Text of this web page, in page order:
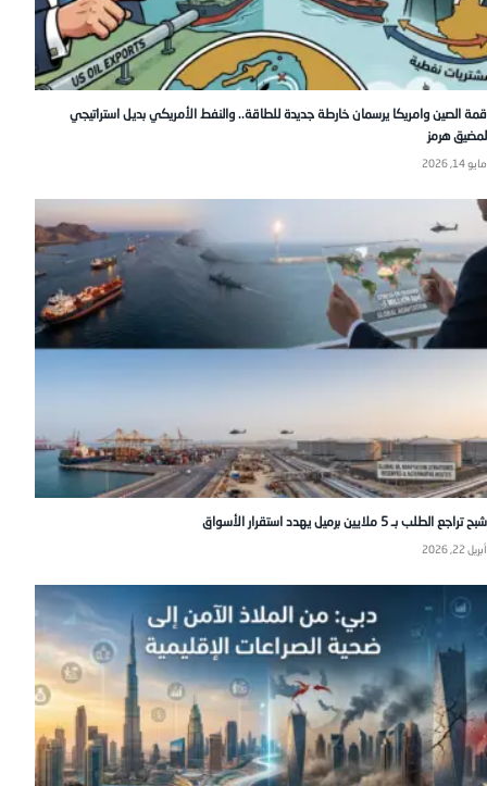
قمة الصين وامريكا يرسمان خارطة جديدة للطاقة.. والنفط الأمريكي بديل استراتيجي
لمضيق هرمز
مايو 14, 2026
شبح تراجع الطلب بـ 5 ملايين برميل يهدد استقرار الأسواق
أبريل 22, 2026